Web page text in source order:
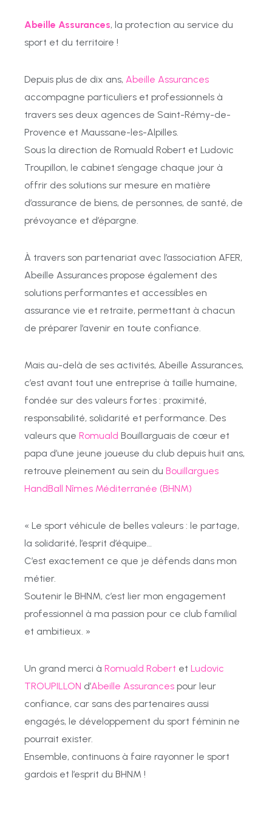
Abeille Assurances, la protection au service du
sport et du territoire !
Depuis plus de dix ans, Abeille Assurances
accompagne particuliers et professionnels à
travers ses deux agences de Saint-Rémy-de-
Provence et Maussane-les-Alpilles.
Sous la direction de Romuald Robert et Ludovic
Troupillon, le cabinet s’engage chaque jour à
offrir des solutions sur mesure en matière
d’assurance de biens, de personnes, de santé, de
prévoyance et d’épargne.
À travers son partenariat avec l’association AFER,
Abeille Assurances propose également des
solutions performantes et accessibles en
assurance vie et retraite, permettant à chacun
de préparer l’avenir en toute confiance.
Mais au-delà de ses activités, Abeille Assurances,
c’est avant tout une entreprise à taille humaine,
fondée sur des valeurs fortes : proximité,
responsabilité, solidarité et performance. Des
valeurs que Romuald Bouillarguais de cœur et
papa d’une jeune joueuse du club depuis huit ans,
retrouve pleinement au sein du Bouillargues
HandBall Nîmes Méditerranée (BHNM)
« Le sport véhicule de belles valeurs : le partage,
la solidarité, l’esprit d’équipe…
C’est exactement ce que je défends dans mon
métier.
Soutenir le BHNM, c’est lier mon engagement
professionnel à ma passion pour ce club familial
et ambitieux. »
Un grand merci à Romuald Robert et Ludovic
TROUPILLON d’Abeille Assurances pour leur
confiance, car sans des partenaires aussi
engagés, le développement du sport féminin ne
pourrait exister.
Ensemble, continuons à faire rayonner le sport
gardois et l’esprit du BHNM !